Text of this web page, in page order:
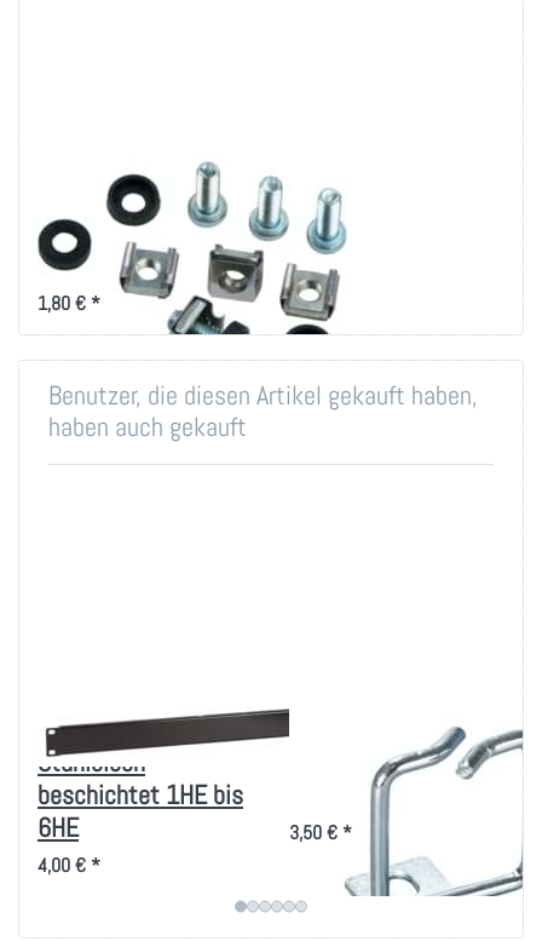
Montageset M6 für
19 Zoll-Technik
Montageset für 19 Zoll
Befestigung
1,80 € *
Benutzer, die diesen Artikel gekauft haben,
haben auch gekauft
Blindplatten
Stahlblech
beschichtet 1HE bis
6HE
4,00 € *
40x40mm, vertikale
Kabelführung
3,50 € *